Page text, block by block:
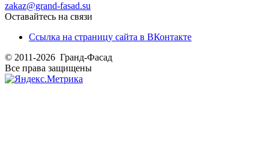
zakaz@grand-fasad.su
Оставайтесь на связи
Ссылка на страницу сайта в ВКонтакте
© 2011-2026 Гранд-Фасад
Все права защищены